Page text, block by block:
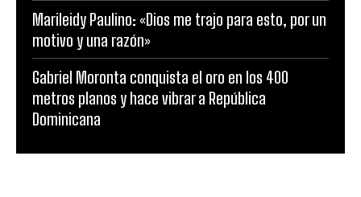
Marileidy Paulino: «Dios me trajo para esto, por un
motivo y una razón»
Gabriel Moronta conquista el oro en los 400
metros planos y hace vibrar a República
Dominicana